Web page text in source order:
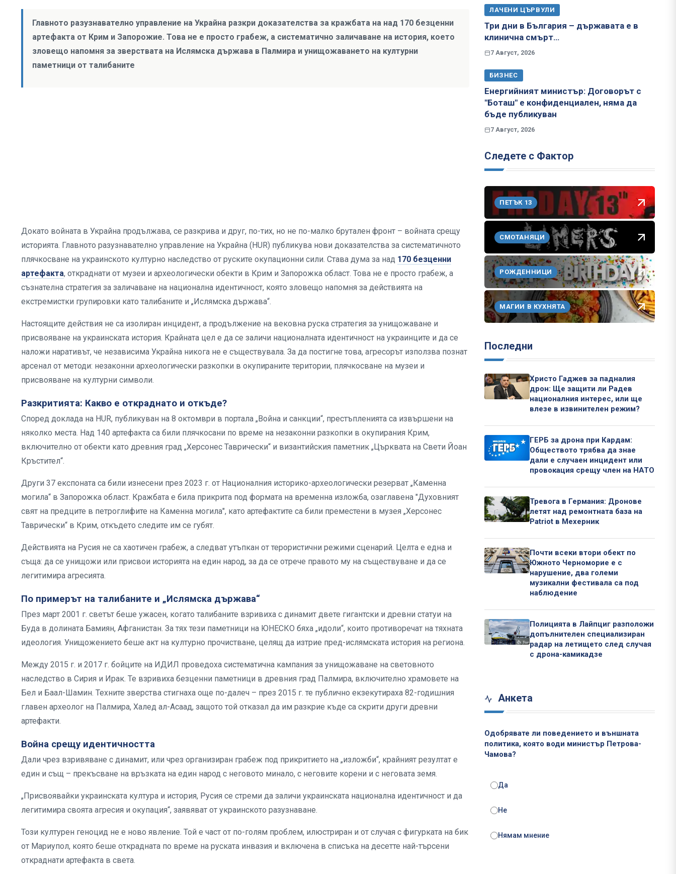
Главното разузнавателно управление на Украйна разкри доказателства за кражбата на над 170 безценни
артефакта от Крим и Запорожие. Това не е просто грабеж, а систематично заличаване на история, което
зловещо напомня за зверствата на Ислямска държава в Палмира и унищожаването на културни
паметници от талибаните
Докато войната в Украйна продължава, се разкрива и друг, по-тих, но не по-малко брутален фронт – войната срещу
историята. Главното разузнавателно управление на Украйна (HUR) публикува нови доказателства за систематичното
плячкосване на украинското културно наследство от руските окупационни сили. Става дума за над 170 безценни
артефакта, откраднати от музеи и археологически обекти в Крим и Запорожка област. Това не е просто грабеж, а
съзнателна стратегия за заличаване на национална идентичност, която зловещо напомня за действията на
екстремистки групировки като талибаните и „Ислямска държава“.
Настоящите действия не са изолиран инцидент, а продължение на вековна руска стратегия за унищожаване и
присвояване на украинската история. Крайната цел е да се заличи националната идентичност на украинците и да се
наложи наративът, че независима Украйна никога не е съществувала. За да постигне това, агресорът използва познат
арсенал от методи: незаконни археологически разкопки в окупираните територии, плячкосване на музеи и
присвояване на културни символи.
Разкритията: Какво е откраднато и откъде?
Според доклада на HUR, публикуван на 8 октомври в портала „Война и санкции“, престъпленията са извършени на
няколко места. Над 140 артефакта са били плячкосани по време на незаконни разкопки в окупирания Крим,
включително от обекти като древния град „Херсонес Таврически“ и византийския паметник „Църквата на Свети Йоан
Кръстител“.
Други 37 експоната са били изнесени през 2023 г. от Националния историко-археологически резерват „Каменна
могила“ в Запорожка област. Кражбата е била прикрита под формата на временна изложба, озаглавена "Духовният
свят на предците в петроглифите на Каменна могила", като артефактите са били преместени в музея „Херсонес
Таврически“ в Крим, откъдето следите им се губят.
Действията на Русия не са хаотичен грабеж, а следват утъпкан от терористични режими сценарий. Целта е една и
съща: да се унищожи или присвои историята на един народ, за да се отрече правото му на съществуване и да се
легитимира агресията.
По примерът на талибаните и „Ислямска държава“
През март 2001 г. светът беше ужасен, когато талибаните взривиха с динамит двете гигантски и древни статуи на
Буда в долината Бамиян, Афганистан. За тях тези паметници на ЮНЕСКО бяха „идоли“, които противоречат на тяхната
идеология. Унищожението беше акт на културно прочистване, целящ да изтрие пред-ислямската история на региона.
Между 2015 г. и 2017 г. бойците на ИДИЛ проведоха систематична кампания за унищожаване на световното
наследство в Сирия и Ирак. Те взривиха безценни паметници в древния град Палмира, включително храмовете на
Бел и Баал-Шамин. Техните зверства стигнаха още по-далеч – през 2015 г. те публично екзекутираха 82-годишния
главен археолог на Палмира, Халед ал-Асаад, защото той отказал да им разкрие къде са скрити други древни
артефакти.
Война срещу идентичността
Дали чрез взривяване с динамит, или чрез организиран грабеж под прикритието на „изложби“, крайният резултат е
един и същ – прекъсване на връзката на един народ с неговото минало, с неговите корени и с неговата земя.
„Присвоявайки украинската култура и история, Русия се стреми да заличи украинската национална идентичност и да
легитимира своята агресия и окупация“, заявяват от украинското разузнаване.
Този културен геноцид не е ново явление. Той е част от по-голям проблем, илюстриран и от случая с фигурката на бик
от Мариупол, която беше открадната по време на руската инвазия и включена в списъка на десетте най-търсени
откраднати артефакта в света.
ЛАЧЕНИ ЦЪРВУЛИ
Три дни в България – държавата е в
клинична смърт…
7 Август, 2026
БИЗНЕС
Енергийният министър: Договорът с
"Боташ" е конфиденциален, няма да
бъде публикуван
7 Август, 2026
Следете с Фактор
ПЕТЪК 13
СМОТАНЯЦИ
РОЖДЕННИЦИ
МАГИИ В КУХНЯТА
Последни
Христо Гаджев за падналия
дрон: Ще защити ли Радев
националния интерес, или ще
влезе в извинителен режим?
ГЕРБ за дрона при Кардам:
Обществото трябва да знае
дали е случаен инцидент или
провокация срещу член на НАТО
Тревога в Германия: Дронове
летят над ремонтната база на
Patriot в Мехерник
Почти всеки втори обект по
Южното Черноморие е с
нарушение, два големи
музикални фестивала са под
наблюдение
Полицията в Лайпциг разположи
допълнителен специализиран
радар на летището след случая
с дрона-камикадзе
Анкета
Одобрявате ли поведението и външната
политика, която води министър Петрова-
Чамова?
Да
Не
Нямам мнение